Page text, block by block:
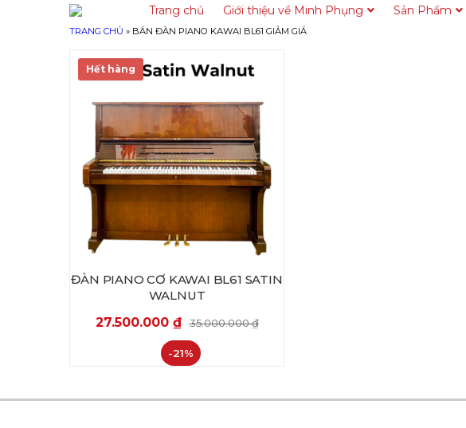
Trang chủ Giới thiệu về Minh Phụng Sản Phẩm
TRANG CHỦ » BÁN ĐÀN PIANO KAWAI BL61 GIẢM GIÁ
Hết hàng
ĐÀN PIANO CƠ KAWAI BL61 SATIN
WALNUT
27.500.000 ₫ 35.000.000₫
-21%